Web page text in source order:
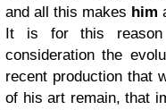
and all this makes him
It is for this reason
consideration the
recent production that
of his art remain, that